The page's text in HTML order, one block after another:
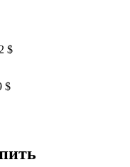
$
$